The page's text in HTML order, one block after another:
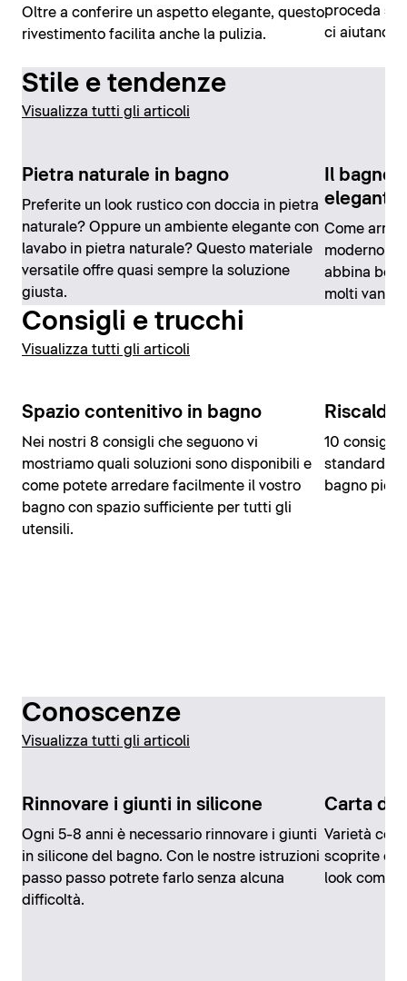
Oltre a conferire un aspetto elegante, questo
rivestimento facilita anche la pulizia.
proceda
ci aiutano a
Stile e tendenze
Visualizza tutti gli articoli
Pietra naturale in bagno
Preferite un look rustico con doccia in pietra
naturale? Oppure un ambiente elegante con
lavabo in pietra naturale? Questo materiale
versatile offre quasi sempre la soluzione
giusta.
Il bagno
elegante
Come
moderno o
abbina
molti
Consigli e trucchi
Visualizza tutti gli articoli
Spazio contenitivo in bagno
Nei nostri 8 consigli che seguono vi
mostriamo quali soluzioni sono disponibili e
come potete arredare facilmente il vostro
bagno con spazio sufficiente per tutti gli
utensili.
10 consigli
standard,
bagno
Conoscenze
Visualizza tutti gli articoli
Rinnovare i giunti in silicone
Ogni 5-8 anni è necessario rinnovare i giunti
in silicone del bagno. Con le nostre istruzioni
passo passo potrete farlo senza alcuna
difficoltà.
Carta da
Varietà
scoprite
look